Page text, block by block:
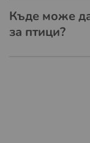
Къде може
за птици?